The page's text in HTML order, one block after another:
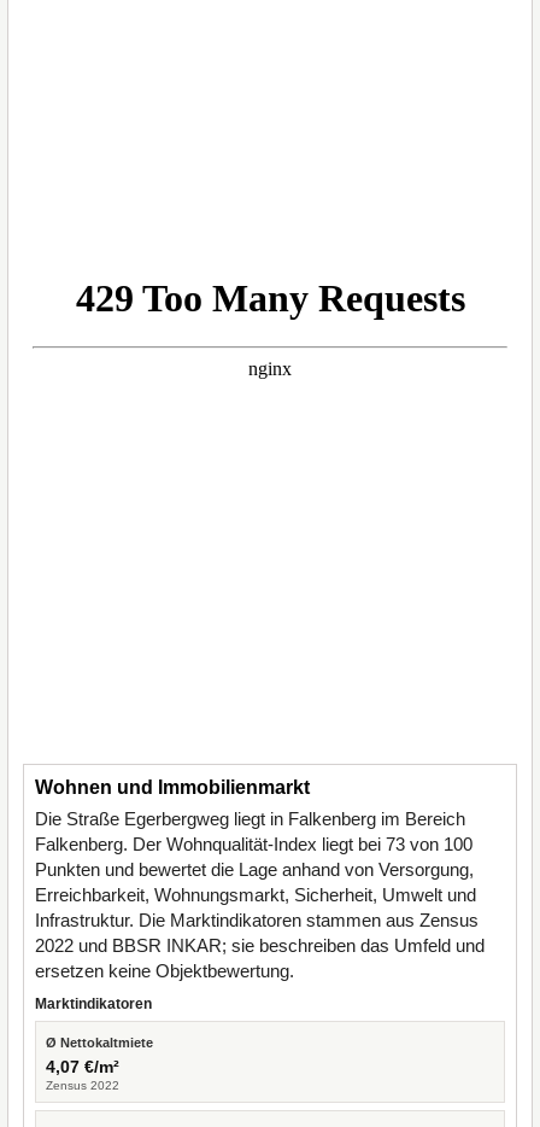
Wohnen und Immobilienmarkt
Die Straße Egerbergweg liegt in Falkenberg im Bereich
Falkenberg. Der Wohnqualität-Index liegt bei 73 von 100
Punkten und bewertet die Lage anhand von Versorgung,
Erreichbarkeit, Wohnungsmarkt, Sicherheit, Umwelt und
Infrastruktur. Die Marktindikatoren stammen aus Zensus
2022 und BBSR INKAR; sie beschreiben das Umfeld und
ersetzen keine Objektbewertung.
Marktindikatoren
Ø Nettokaltmiete
4,07 €/m²
Zensus 2022